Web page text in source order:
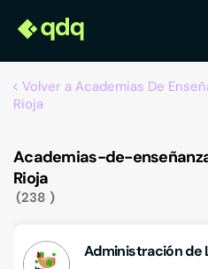
Volver a Academias De
Rioja
Academias-de-
Rioja
238
Administración de